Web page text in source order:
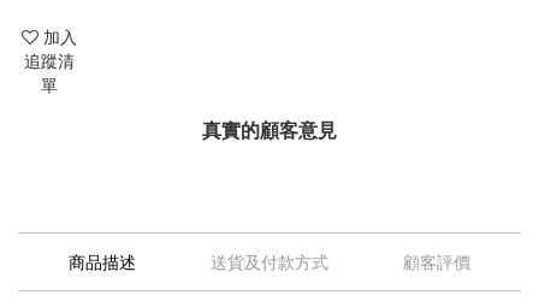
加入
追蹤清
單
真實的顧客意見
商品描述 送貨及付款方式 顧客評價